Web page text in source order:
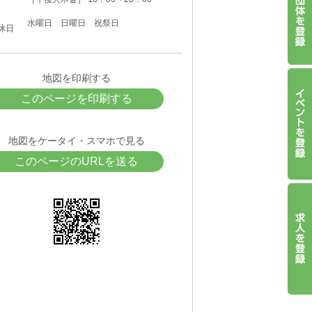
日
水曜日 日曜日 祝祭日
地図を印刷する
このページを印刷する
地図をケータイ・スマホで見る
このページのURLを送る